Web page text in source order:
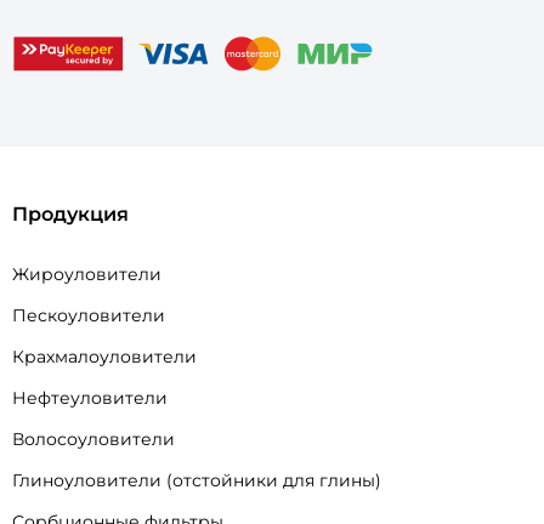
Продукция
Жироуловители
Пескоуловители
Крахмалоуловители
Нефтеуловители
Волосоуловители
Глиноуловители (отстойники для глины)